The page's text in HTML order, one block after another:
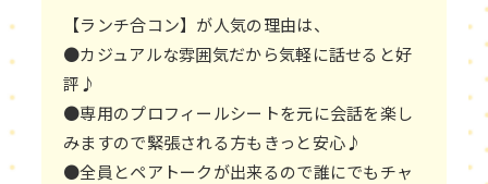
【ランチ合コン】が人気の理由は、
●カジュアルな雰囲気だから気軽に話せると好
評♪
●専用のプロフィールシートを元に会話を楽し
みますので緊張される方もきっと安心♪
●全員とペアトークが出来るので誰にでもチャ